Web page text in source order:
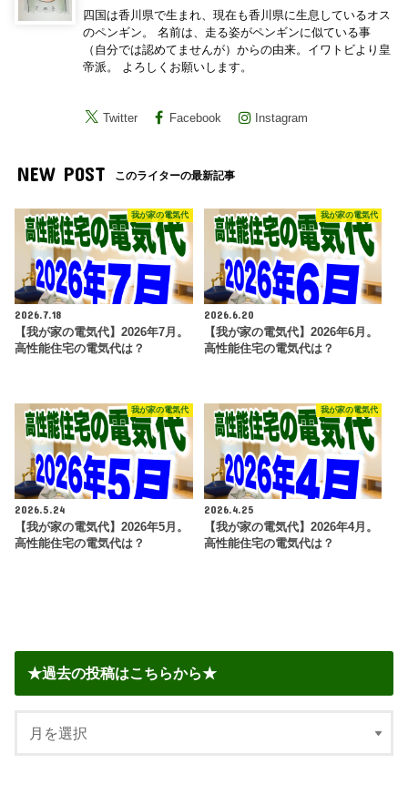
四国は香川県で生まれ、現在も香川県に生息しているオス
のペンギン。 名前は、走る姿がペンギンに似ている事
（自分では認めてませんが）からの由来。イワトビより皇
帝派。 よろしくお願いします。
Twitter Facebook Instagram
NEW POST このライターの最新記事
我が家の電気代
2026.7.18
【我が家の電気代】2026年7月。
高性能住宅の電気代は？
我が家の電気代
2026.6.20
【我が家の電気代】2026年6月。
高性能住宅の電気代は？
我が家の電気代
2026.5.24
【我が家の電気代】2026年5月。
高性能住宅の電気代は？
我が家の電気代
2026.4.25
【我が家の電気代】2026年4月。
高性能住宅の電気代は？
★過去の投稿はこちらから★